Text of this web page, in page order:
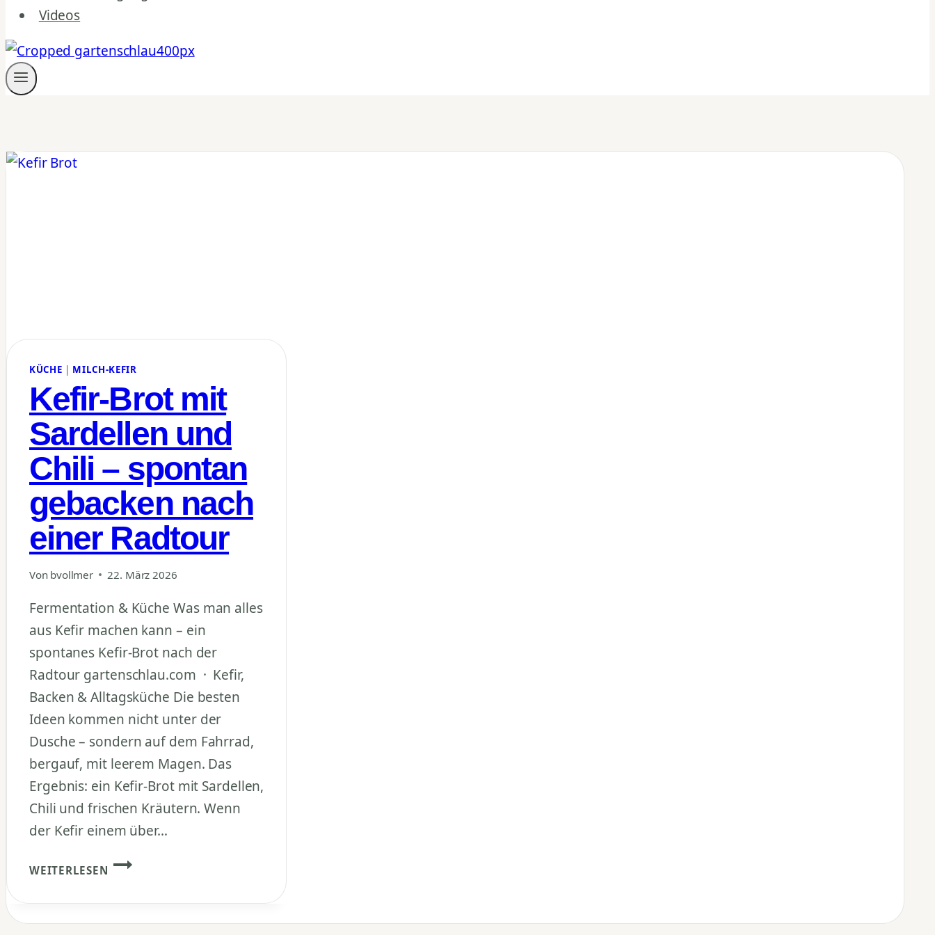
Videos
KÜCHE | MILCH-KEFIR
Kefir-Brot mit
Sardellen und
Chili – spontan
gebacken nach
einer Radtour
Von bvollmer 22. März 2026
Fermentation & Küche Was man alles
aus Kefir machen kann – ein
spontanes Kefir-Brot nach der
Radtour gartenschlau.com · Kefir,
Backen & Alltagsküche Die besten
Ideen kommen nicht unter der
Dusche – sondern auf dem Fahrrad,
bergauf, mit leerem Magen. Das
Ergebnis: ein Kefir-Brot mit Sardellen,
Chili und frischen Kräutern. Wenn
der Kefir einem über…
WEITERLESEN
KEFIR-